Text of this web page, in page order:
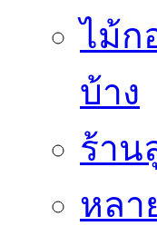
ไม้ก
บ้าง
ร้าน
หลา